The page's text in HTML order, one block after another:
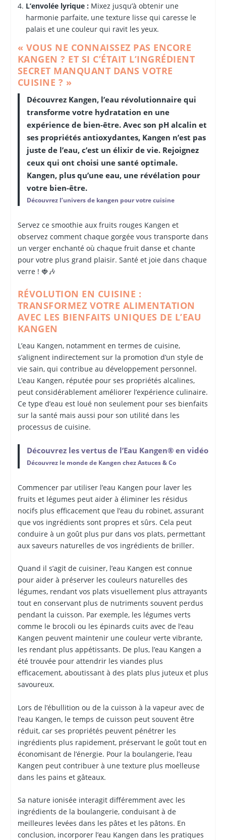
L’envolée lyrique :Mixez jusqu’à obtenir une
harmonie parfaite, une texture lisse qui caresse le
palais et une couleur qui ravit les yeux.
« VOUS NE CONNAISSEZ PAS ENCORE
KANGEN ? ET SI C’ÉTAIT L’INGRÉDIENT
SECRET MANQUANT DANS VOTRE
CUISINE ? »
Découvrez Kangen, l’eau révolutionnaire qui
transforme votre hydratation en une
expérience de bien-être. Avec son pH alcalin et
ses propriétés antioxydantes, Kangen n’est pas
juste de l’eau, c’est un élixir de vie. Rejoignez
ceux qui ont choisi une santé optimale.
Kangen, plus qu’une eau, une révélation pour
votre bien-être.
Découvrez l’univers de kangen pour votre cuisine
Servez ce smoothie aux fruits rouges Kangen et
observez comment chaque gorgée vous transporte dans
un verger enchanté où chaque fruit danse et chante
pour votre plus grand plaisir. Santé et joie dans chaque
verre ! 🍓🎶
RÉVOLUTION EN CUISINE :
TRANSFORMEZ VOTRE ALIMENTATION
AVEC LES BIENFAITS UNIQUES DE L’EAU
KANGEN
L’eau Kangen, notamment en termes de cuisine,
s’alignent indirectement sur la promotion d’un style de
vie sain, qui contribue au développement personnel.
L’eau Kangen, réputée pour ses propriétés alcalines,
peut considérablement améliorer l’expérience culinaire.
Ce type d’eau est loué non seulement pour ses bienfaits
sur la santé mais aussi pour son utilité dans les
processus de cuisine.
Découvrez les vertus de l’Eau Kangen® en vidéo
Découvrez le monde de Kangen chez Astuces & Co
Commencer par utiliser l’eau Kangen pour laver les
fruits et légumes peut aider à éliminer les résidus
nocifs plus efficacement que l’eau du robinet, assurant
que vos ingrédients sont propres et sûrs. Cela peut
conduire à un goût plus pur dans vos plats, permettant
aux saveurs naturelles de vos ingrédients de briller.
Quand il s’agit de cuisiner, l’eau Kangen est connue
pour aider à préserver les couleurs naturelles des
légumes, rendant vos plats visuellement plus attrayants
tout en conservant plus de nutriments souvent perdus
pendant la cuisson. Par exemple, les légumes verts
comme le brocoli ou les épinards cuits avec de l’eau
Kangen peuvent maintenir une couleur verte vibrante,
les rendant plus appétissants. De plus, l’eau Kangen a
été trouvée pour attendrir les viandes plus
efficacement, aboutissant à des plats plus juteux et plus
savoureux.
Lors de l’ébullition ou de la cuisson à la vapeur avec de
l’eau Kangen, le temps de cuisson peut souvent être
réduit, car ses propriétés peuvent pénétrer les
ingrédients plus rapidement, préservant le goût tout en
économisant de l’énergie. Pour la boulangerie, l’eau
Kangen peut contribuer à une texture plus moelleuse
dans les pains et gâteaux.
Sa nature ionisée interagit différemment avec les
ingrédients de la boulangerie, conduisant à de
meilleures levées dans les pâtes et les pâtons. En
conclusion, incorporer l’eau Kangen dans les pratiques